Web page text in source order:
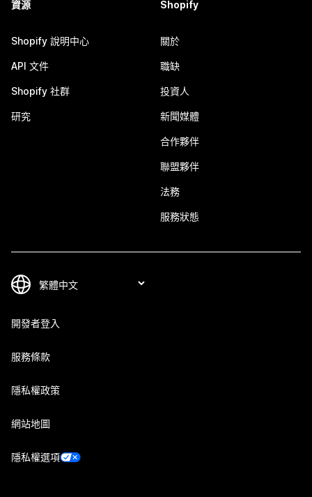
資源
Shopify 說明中心
API 文件
Shopify 社群
研究
Shopify
關於
職缺
投資人
新聞媒體
合作夥伴
聯盟夥伴
法務
服務狀態
開發者登入
服務條款
隱私權政策
網站地圖
隱私權選項